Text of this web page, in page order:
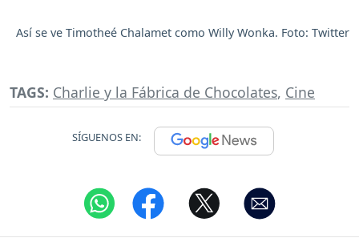
Así se ve Timotheé Chalamet como Willy Wonka. Foto: Twitter
TAGS: Charlie y la Fábrica de Chocolates, Cine
SÍGUENOS EN: